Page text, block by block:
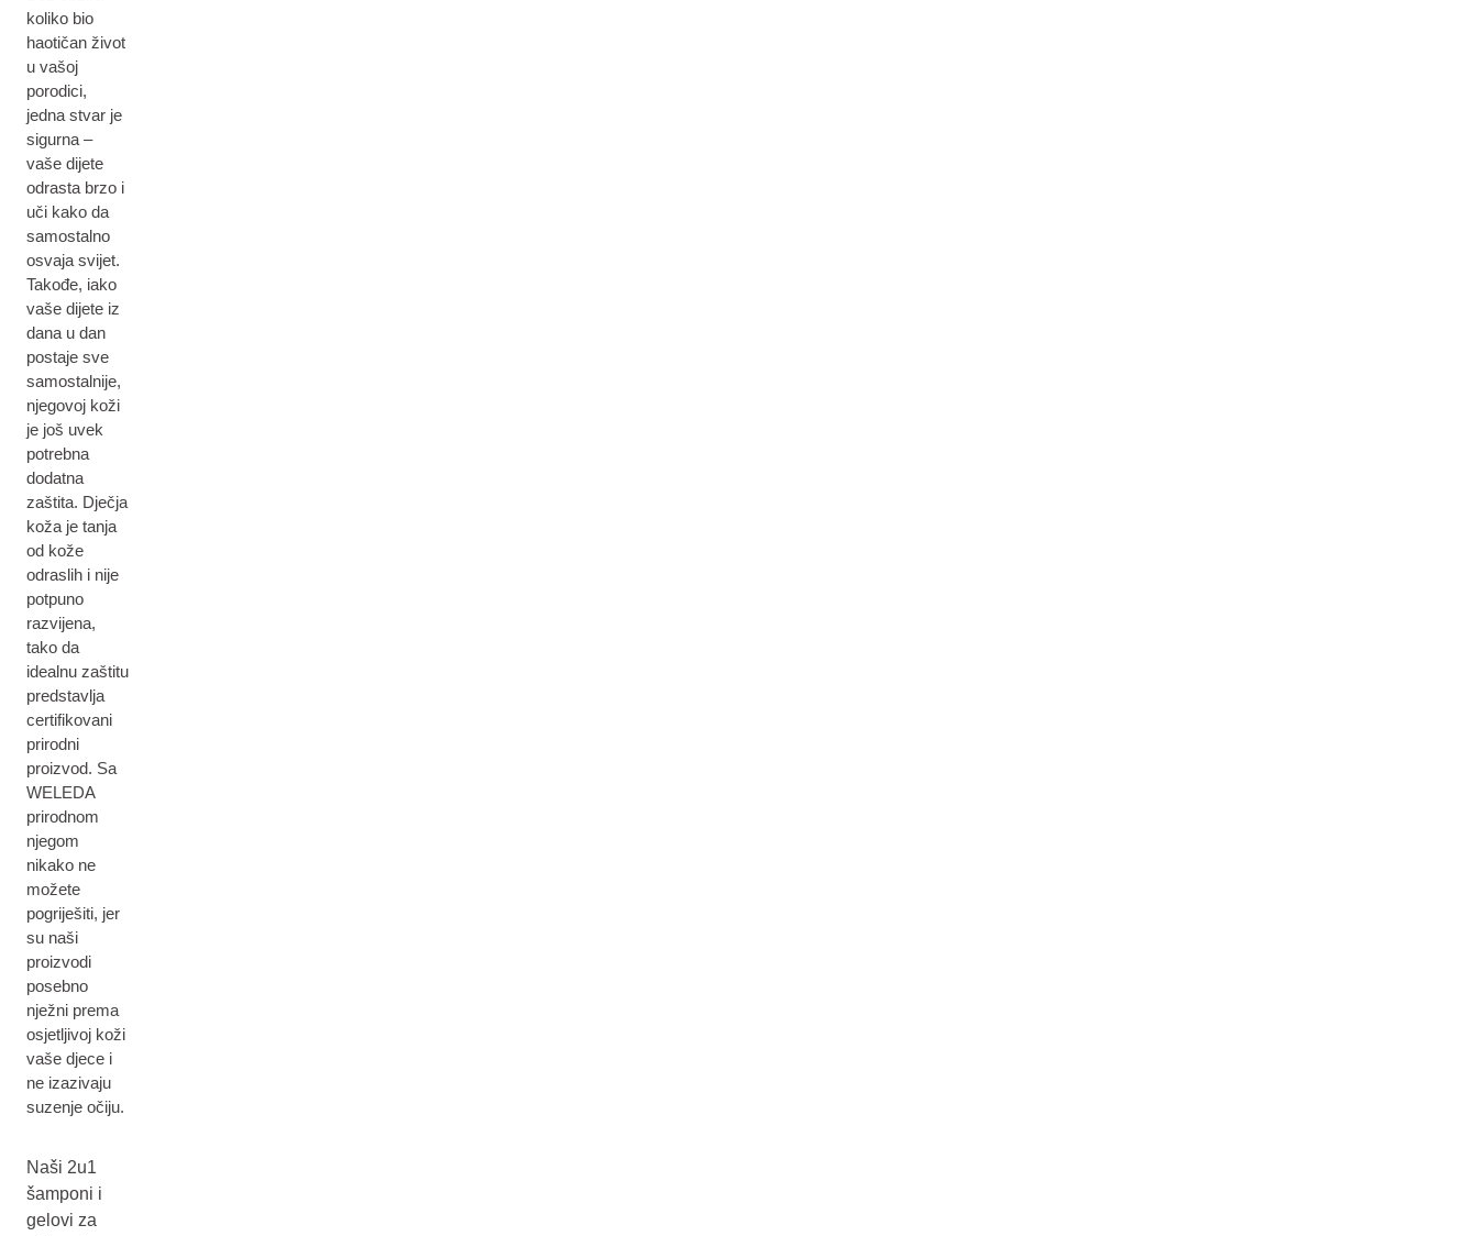
koliko bio
haotičan život
u vašoj
porodici,
jedna stvar je
sigurna –
vaše dijete
odrasta brzo i
uči kako da
samostalno
osvaja svijet.
Takođe, iako
vaše dijete iz
dana u dan
postaje sve
samostalnije,
njegovoj koži
je još uvek
potrebna
dodatna
zaštita. Dječja
koža je tanja
od kože
odraslih i nije
potpuno
razvijena,
tako da
idealnu zaštitu
predstavlja
certifikovani
prirodni
proizvod. Sa
WELEDA
prirodnom
njegom
nikako ne
možete
pogriješiti, jer
su naši
proizvodi
posebno
nježni prema
osjetljivoj koži
vaše djece i
ne izazivaju
suzenje očiju.
Naši 2u1
šamponi i
gelovi za